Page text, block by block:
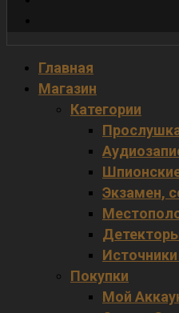
Главная
Магазин
Категории
Экзамен,
Покупки
Мой